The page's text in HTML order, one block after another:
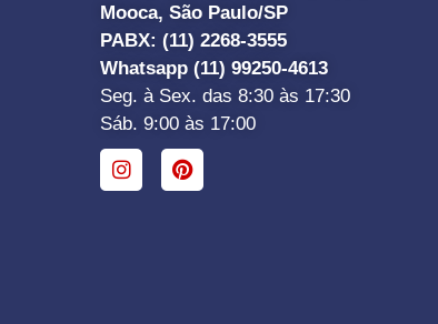
Mooca, São Paulo/SP
PABX: (11) 2268-3555
Whatsapp (11) 99250-4613
Seg. à Sex. das 8:30 às 17:30
Sáb. 9:00 às 17:00